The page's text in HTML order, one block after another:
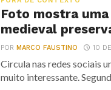
Foto mostra
medieval
PORMARCO FAUSTINO 10
Circula nas redes sociais
muito interessante.